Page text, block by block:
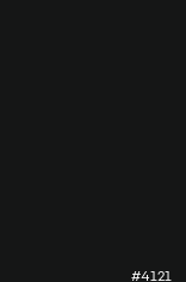
#4121